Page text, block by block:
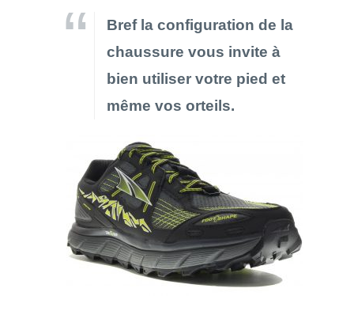
Bref la configuration de la
chaussure vous invite à
bien utiliser votre pied et
même vos orteils.